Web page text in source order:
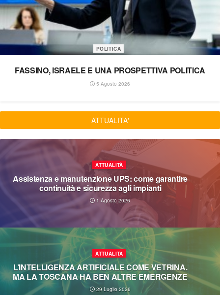
POLITICA
FASSINO, ISRAELE E UNA PROSPETTIVA POLITICA
5 Agosto 2026
ATTUALITA'
ATTUALITÀ
Abdul e Lepore. Due paradossi in salsa Dem
27 Luglio 2026
ATTUALITÀ
Berlino, il gay pride e una cronaca facilmente
prevedibile
26 Luglio 2026